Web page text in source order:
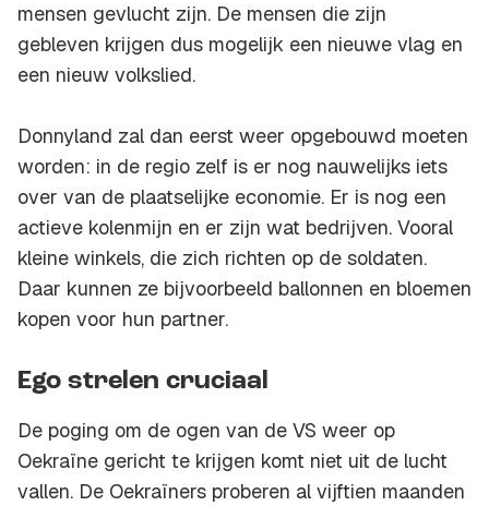
mensen gevlucht zijn. De mensen die zijn
gebleven krijgen dus mogelijk een nieuwe vlag en
een nieuw volkslied.
Donnyland zal dan eerst weer opgebouwd moeten
worden: in de regio zelf is er nog nauwelijks iets
over van de plaatselijke economie. Er is nog een
actieve kolenmijn en er zijn wat bedrijven. Vooral
kleine winkels, die zich richten op de soldaten.
Daar kunnen ze bijvoorbeeld ballonnen en bloemen
kopen voor hun partner.
Ego strelen cruciaal
De poging om de ogen van de VS weer op
Oekraïne gericht te krijgen komt niet uit de lucht
vallen. De Oekraïners proberen al vijftien maanden